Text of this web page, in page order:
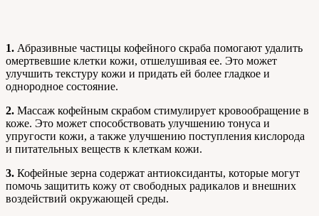
1. Абразивные частицы кофейного скраба помогают удалить
омертвевшие клетки кожи, отшелушивая ее. Это может
улучшить текстуру кожи и придать ей более гладкое и
однородное состояние.
2. Массаж кофейным скрабом стимулирует кровообращение в
коже. Это может способствовать улучшению тонуса и
упругости кожи, а также улучшению поступления кислорода
и питательных веществ к клеткам кожи.
3. Кофейные зерна содержат антиоксиданты, которые могут
помочь защитить кожу от свободных радикалов и внешних
воздействий окружающей среды.